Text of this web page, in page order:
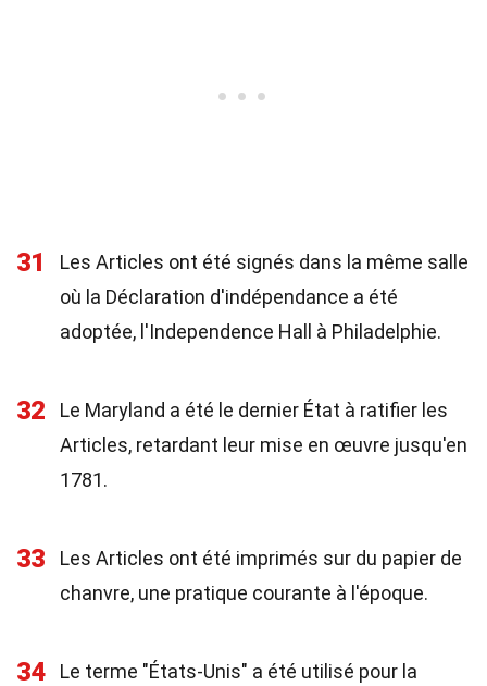
31
Les Articles ont été signés dans la même salle
où la Déclaration d'indépendance a été
adoptée, l'Independence Hall à Philadelphie.
32
Le Maryland a été le dernier État à ratifier les
Articles, retardant leur mise en œuvre jusqu'en
1781.
33
Les Articles ont été imprimés sur du papier de
chanvre, une pratique courante à l'époque.
34 Le terme "États-Unis" a été utilisé pour la